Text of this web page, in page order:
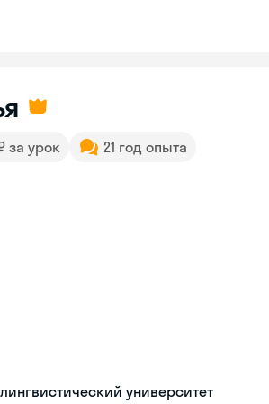
за урок 21 год опыта
университет